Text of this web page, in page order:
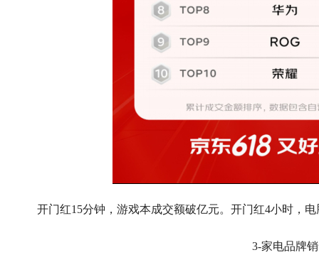
开门红15分钟，游戏本成交额破亿元。开门红4小时，
3-家电品牌